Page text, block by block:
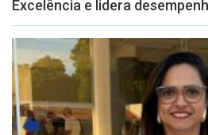
Excelência e lidera